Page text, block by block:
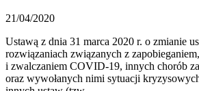
21/04/2020
Ustawą z dnia 31 marca 2020 r. o zmianie
rozwiązaniach związanych z
i zwalczaniem COVID-19, innych chorób
oraz wywołanych nimi sytuacji